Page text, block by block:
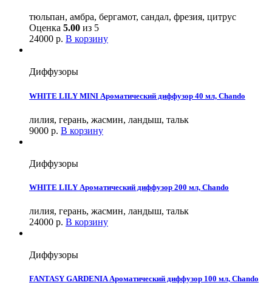
тюльпан, амбра, бергамот, сандал, фрезия, цитрус
Оценка 5.00 из 5
24000 р. В корзину
Диффузоры
WHITE LILY MINI Ароматический диффузор 40 мл, Chando
лилия, герань, жасмин, ландыш, тальк
9000 р. В корзину
Диффузоры
WHITE LILY Ароматический диффузор 200 мл, Chando
лилия, герань, жасмин, ландыш, тальк
24000 р. В корзину
Диффузоры
FANTASY GARDENIA Ароматический диффузор 100 мл, Chando